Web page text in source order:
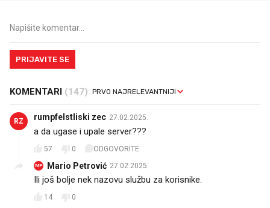
PRIJAVITE SE
KOMENTARI (147)
RZ rumpfelstliski zec 27.02.2025.
a da ugase i upale server???
57 0 ODGOVORITE
MP Mario Petrović 27.02.2025.
Ili još bolje nek nazovu službu za korisnike.
14 0